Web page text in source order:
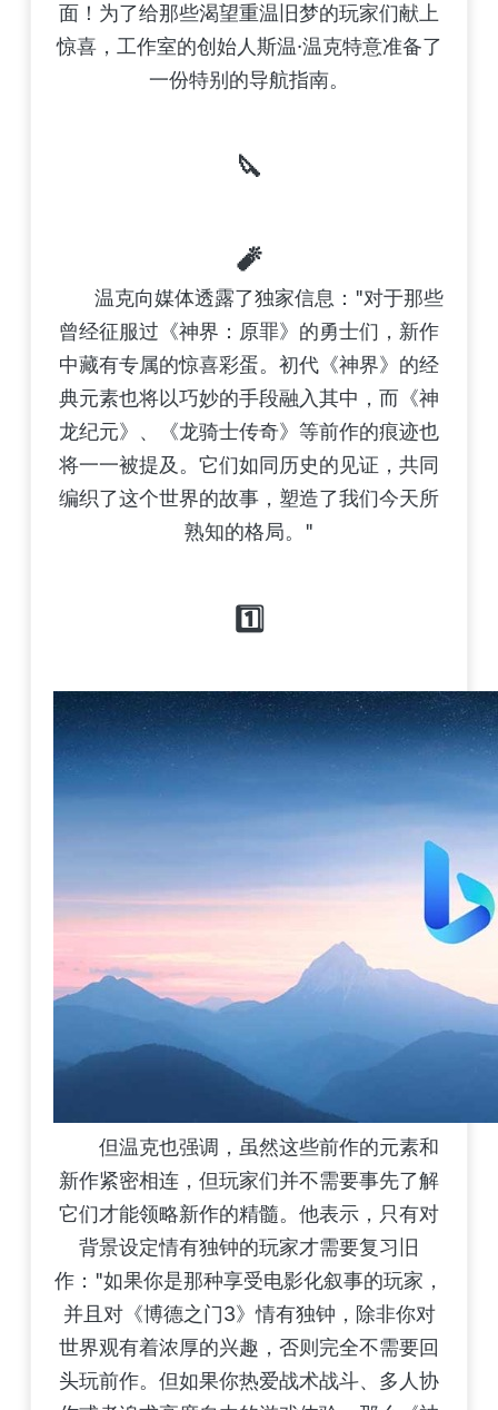
面！为了给那些渴望重温旧梦的玩家们献上
惊喜，工作室的创始人斯温·温克特意准备了
一份特别的导航指南。
🔪
🧨
温克向媒体透露了独家信息："对于那些
曾经征服过《神界：原罪》的勇士们，新作
中藏有专属的惊喜彩蛋。初代《神界》的经
典元素也将以巧妙的手段融入其中，而《神
龙纪元》、《龙骑士传奇》等前作的痕迹也
将一一被提及。它们如同历史的见证，共同
编织了这个世界的故事，塑造了我们今天所
熟知的格局。"
1️⃣
但温克也强调，虽然这些前作的元素和
新作紧密相连，但玩家们并不需要事先了解
它们才能领略新作的精髓。他表示，只有对
背景设定情有独钟的玩家才需要复习旧
作："如果你是那种享受电影化叙事的玩家，
并且对《博德之门3》情有独钟，除非你对
世界观有着浓厚的兴趣，否则完全不需要回
头玩前作。但如果你热爱战术战斗、多人协